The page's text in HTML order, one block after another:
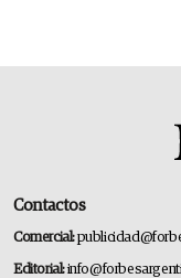
Contactos
Comercial:
Editorial: